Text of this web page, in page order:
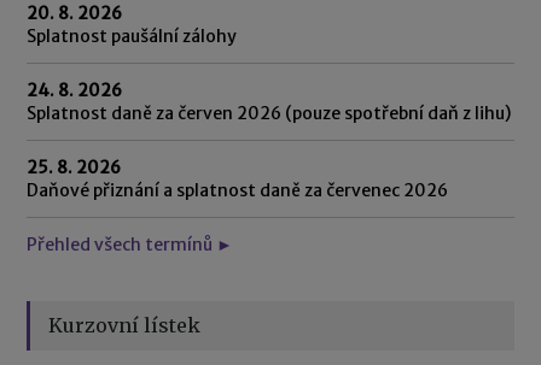
20. 8. 2026
Splatnost paušální zálohy
24. 8. 2026
Splatnost daně za červen 2026 (pouze spotřební daň z lihu)
25. 8. 2026
Daňové přiznání a splatnost daně za červenec 2026
Přehled všech termínů ►
Kurzovní lístek